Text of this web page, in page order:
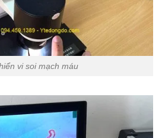
vi soi mạch máu